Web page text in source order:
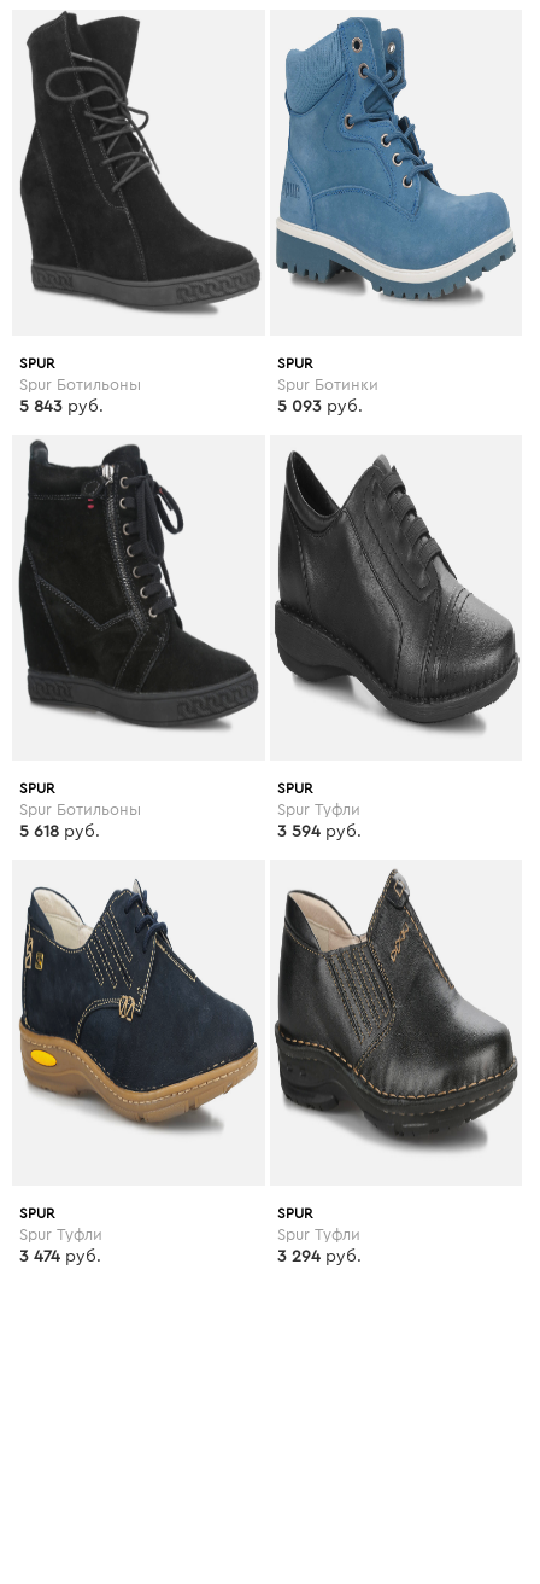
SPUR
Spur Ботильоны
5 843 руб.
SPUR
Spur Ботинки
5 093 руб.
SPUR
Spur Ботильоны
5 618 руб.
SPUR
Spur Туфли
3 594 руб.
SPUR
Spur Туфли
3 474 руб.
SPUR
Spur Туфли
3 294 руб.